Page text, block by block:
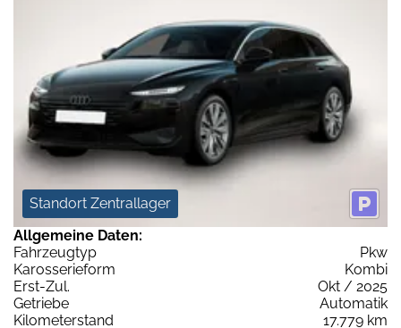
Standort Zentrallager
Allgemeine Daten:
Fahrzeugtyp
Pkw
Karosserieform
Kombi
Erst-Zul.
Okt / 2025
Getriebe
Automatik
Kilometerstand
17.779 km